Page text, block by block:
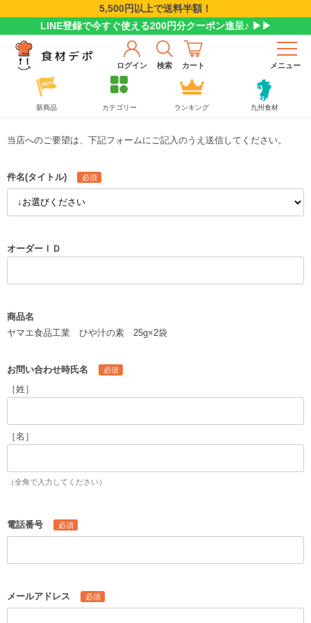
5,500円以上で送料半額！
LINE登録で今すぐ使える200円分クーポン進呈♪ ▶▶
ログイン 検索 カート メニュー
新商品 カテゴリー ランキング 九州食材
当店へのご要望は、下記フォームにご記入のうえ送信してください。
件名(タイトル)
オーダーＩＤ
商品名
ヤマエ食品工業 ひや汁の素 25g×2袋
お問い合わせ時氏名
［姓］
［名］
（全角で入力してください）
電話番号
メールアドレス